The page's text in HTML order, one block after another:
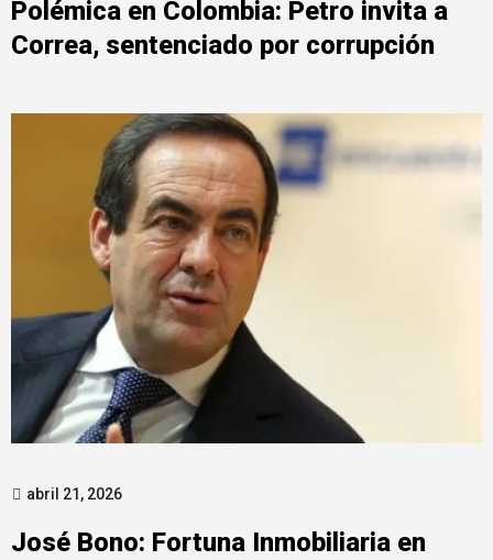
Polémica en Colombia: Petro invita a
Correa, sentenciado por corrupción
abril 21, 2026
José Bono: Fortuna Inmobiliaria en